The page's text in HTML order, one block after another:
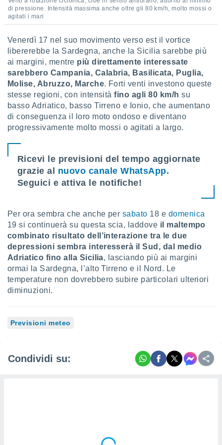
di pressione. Intensità massima anche oltre gli 80 km/h, molto mossi o
agitati i mari
Venerdì 17 nel suo movimento verso est il vortice
libererebbe la Sardegna, anche la Sicilia sarebbe più
ai margini, mentre più direttamente interessate
sarebbero Campania, Calabria, Basilicata, Puglia,
Molise, Abruzzo, Marche. Forti venti investono queste
stesse regioni, con intensitàfino agli 80 km/h su
basso Adriatico, basso Tirreno e Ionio, che aumentano
di conseguenza il loro moto ondoso e diventano
progressivamente molto mossi o agitati a largo.
Ricevi le previsioni del tempo aggiornate
grazie al nuovo canale WhatsApp.
Seguici e attiva le notifiche!
Per ora sembra che anche per sabato 18 e domenica
19 si continuerà su questa scia, laddove il maltempo
combinato risultato dell’interazione tra le due
depressioni sembra interesserà il Sud, dal medio
Adriatico fino alla Sicilia, lasciando più ai margini
ormai la Sardegna, l’alto Tirreno e il Nord. Le
temperature non dovrebbero subire particolari ulteriori
diminuzioni.
Previsioni meteo
Condividi su: